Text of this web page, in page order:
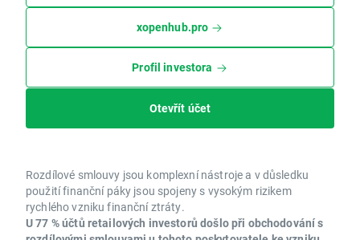
xopenhub.pro
Profil investora
Otevřít účet
Rozdílové smlouvy jsou komplexní nástroje a v důsledku
použití finanční páky jsou spojeny s vysokým rizikem
rychlého vzniku finanční ztráty.
U 77 % účtů retailových investorů došlo při obchodování s